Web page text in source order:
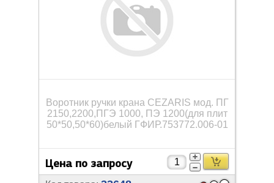
Воротник ручки крана CEZARIS мод. ПГ
2150,2200,ПГЭ 1000, ПЭ 1200(для плит
50*50,50*60)белый ГФИР.753772.006-01
Цена по запросу